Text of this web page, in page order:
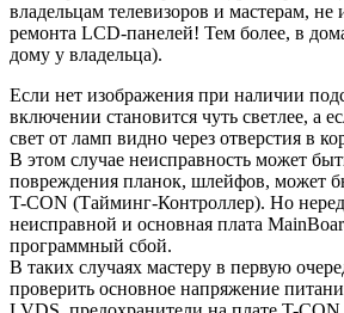
владельцам телевизоров и мастерам,
ремонта LCD-панелей! Тем более, в
дому у владельца).
Если нет изображения при наличии
включении становится чуть светлее, а
свет от ламп видно через отверстия в
В этом случае неисправность может
повреждения планок, шлейфов, может
T-CON (Тайминг-Контроллер). Но
неисправной и основная плата
программный сбой.
В таких случаях мастеру в первую
проверить основное напряжение